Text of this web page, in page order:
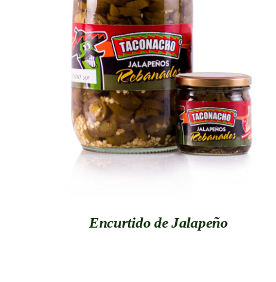
QUICK VIEW
Encurtido de Jalapeño